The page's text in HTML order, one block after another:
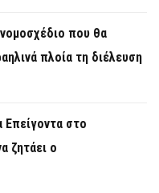
νομοσχέδιο που θα
πλοία τη διέλευση
στο
ζητάει ο